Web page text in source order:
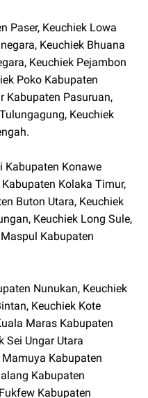
Paser, Keuchiek Lowa
Keuchiek Bhuana
Keuchiek Pejambon
Poko Kabupaten
Kabupaten Pasuruan,
Keuchiek
Kabupaten Konawe
Kolaka Timur,
Buton Utara, Keuchiek
Keuchiek Long Sule,
Kabupaten
Nunukan, Keuchiek
Keuchiek Kote
Maras Kabupaten
Sei Ungar Utara
Kabupaten
Kabupaten
Kabupaten